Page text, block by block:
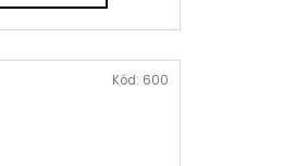
Kód: 600